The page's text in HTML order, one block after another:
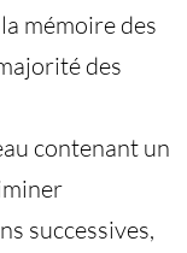
mémoire des
des
contenant un
successives,